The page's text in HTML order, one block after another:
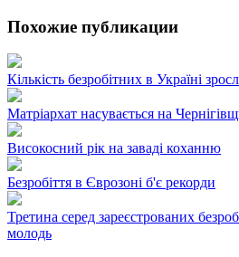
Похожие публикации
Кількість безробітних в Україні
Матріархат насувається на
Високосний рік на заваді коханню
Безробіття в Єврозоні б'є рекорди
Третина серед зареєстрованих
молодь